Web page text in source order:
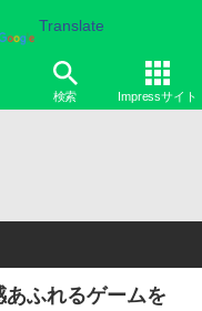
Translate
検索 Impressサイト
ふれるゲームを